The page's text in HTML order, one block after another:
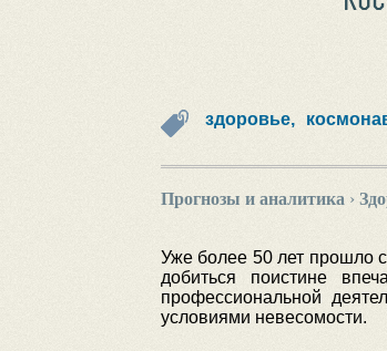
здоровье,
Прогнозы и аналитика ›
Уже более 50 лет прошло
добиться поистине
профессиональной
условиями невесомости.